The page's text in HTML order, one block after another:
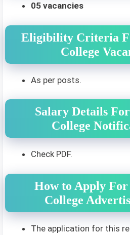
05 vacancies
Eligibility Criteria
College
As per posts.
Salary Details
College
Check PDF.
How to Apply
College
The application for this